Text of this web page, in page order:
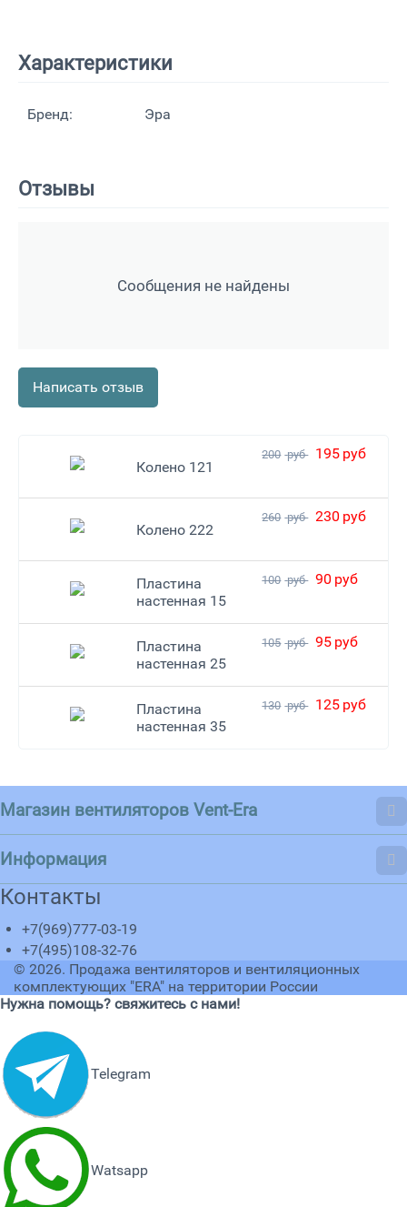
Характеристики
Бренд: Эра
Отзывы
Сообщения не найдены
Написать отзыв
Колено 121
200 руб 195 руб
Колено 222
260 руб 230 руб
Пластина
настенная 15
100 руб 90 руб
Пластина
настенная 25
105 руб 95 руб
Пластина
настенная 35
130 руб 125 руб
Магазин вентиляторов Vent-Era
Информация
Контакты
+7(969)777-03-19
+7(495)108-32-76
© 2026. Продажа вентиляторов и вентиляционных
комплектующих "ERA" на территории России
Нужна помощь? свяжитесь с нами!
Telegram
Watsapp